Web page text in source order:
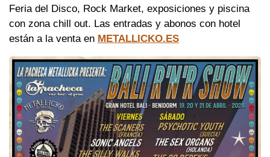
Feria del Disco, Rock Market, exposiciones y piscina
con zona chill out. Las entradas y abonos con hotel
están a la venta en METALLICKO.ES